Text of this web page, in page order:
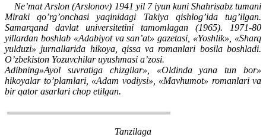
Ne’mat Arslon (Arslonov) 1941 yil 7 iyun kuni Shahrisabz tumani
Miraki qo’rg’onchasi yaqinidagi Takiya qishlog’ida tug’ilgan.
Samarqand davlat universitetini tamomlagan (1965). 1971-80
yillardan boshlab «Adabiyot va san’at» gazetasi, «Yoshlik», «Sharq
yulduzi» jurnallarida hikoya, qissa va romanlari bosila boshladi.
O’zbekiston Yozuvchilar uyushmasi a’zosi.
Adibning»Ayol suvratiga chizgilar», «Oldinda yana tun bor»
hikoyalar to’plamlari, «Adam vodiysi», «Mavhumot» romanlari va
bir qator asarlari chop etilgan.
Tanzilaga